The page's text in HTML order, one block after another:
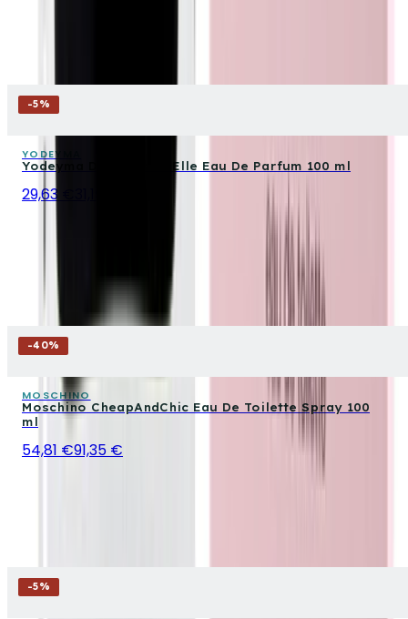
-5%
YODEYMA
Yodeyma Dauro Pour Elle Eau De Parfum 100 ml
29,63 €
-40%
MOSCHINO
Moschino CheapAndChic Eau De Toilette Spray 100
ml
54,81 €91,35 €
-5%